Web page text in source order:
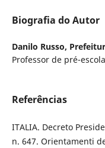
Biografia do Autor
Danilo Russo,
Professor de pré-
Referências
ITALIA. Decreto
n. 647. Orientamenti